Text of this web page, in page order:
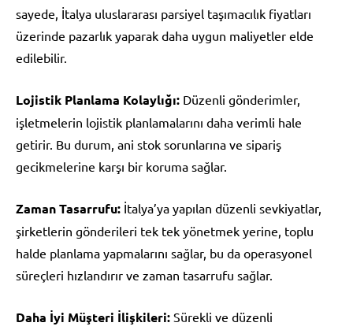
sayede, İtalya uluslararası parsiyel taşımacılık fiyatları
üzerinde pazarlık yaparak daha uygun maliyetler elde
edilebilir.
Lojistik Planlama Kolaylığı: Düzenli gönderimler,
işletmelerin lojistik planlamalarını daha verimli hale
getirir. Bu durum, ani stok sorunlarına ve sipariş
gecikmelerine karşı bir koruma sağlar.
Zaman Tasarrufu: İtalya’ya yapılan düzenli sevkiyatlar,
şirketlerin gönderileri tek tek yönetmek yerine, toplu
halde planlama yapmalarını sağlar, bu da operasyonel
süreçleri hızlandırır ve zaman tasarrufu sağlar.
Daha İyi Müşteri İlişkileri: Sürekli ve düzenli